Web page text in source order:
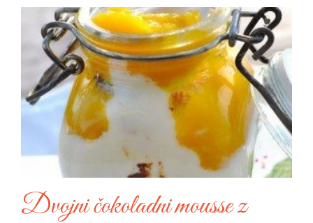
Dvojni čokoladni mousse z